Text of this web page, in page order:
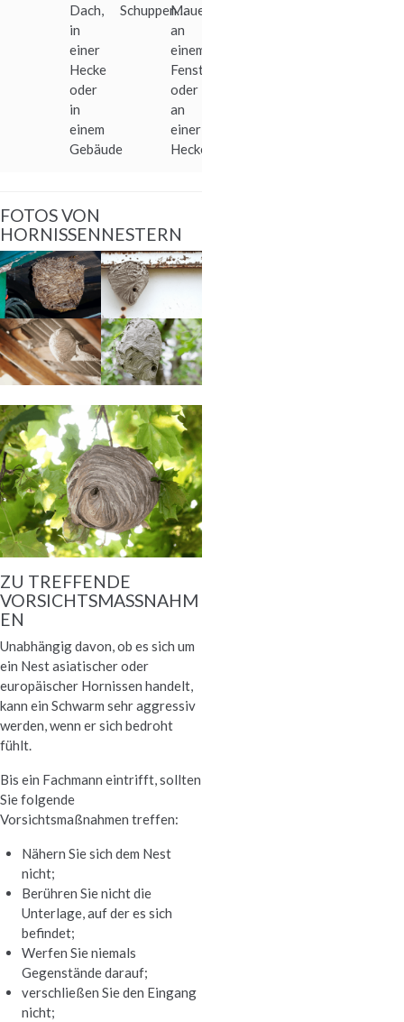
Dach,
in
einer
Hecke
oder
in
einem
Gebäude
Schuppen…Mauer,
an
einem
Fensterladen
oder
an
einer
Hecke
FOTOS VON
HORNISSENNESTERN
ZU TREFFENDE
VORSICHTSMASSNAHME
N
Unabhängig davon, ob es sich um
ein Nest asiatischer oder
europäischer Hornissen handelt,
kann ein Schwarm sehr aggressiv
werden, wenn er sich bedroht
fühlt.
Bis ein Fachmann eintrifft, sollten
Sie folgende
Vorsichtsmaßnahmen treffen:
Nähern Sie sich dem Nest
nicht;
Berühren Sie nicht die
Unterlage, auf der es sich
befindet;
Werfen Sie niemals
Gegenstände darauf;
verschließen Sie den Eingang
nicht;